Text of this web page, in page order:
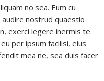
no sea. Eum cu
audire nostrud quaestio
exerci legere inermis te
per ipsum facilisi, eius
mea ne, sea duis facer